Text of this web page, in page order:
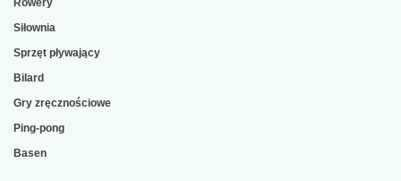
Rowery
Siłownia
Sprzęt pływający
Bilard
Gry zręcznościowe
Ping-pong
Basen